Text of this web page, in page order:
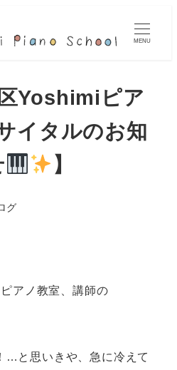
MENU
Yoshimiピア
イタルのお知
】
ー
グ
アノ教室、講師の
…と思いきや、急に冷えて